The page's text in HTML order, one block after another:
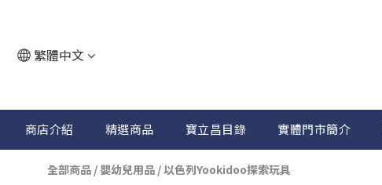
繁體中文
商店介紹 精選商品 寶立昌目錄 實體門市簡介
全部商品 / 嬰幼兒用品 /以色列Yookidoo探索玩具